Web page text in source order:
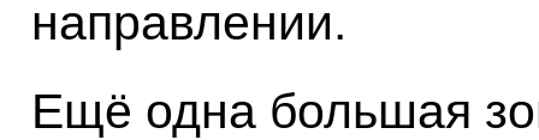
направлении.
Ещё одна большая